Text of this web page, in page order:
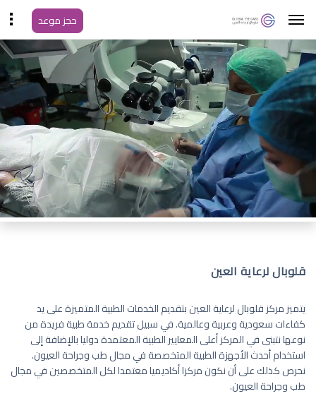
حجز موعد
قلوبال لرعاية العين
يتميز مركز قلوبال لرعاية العين بتقديم الخدمات الطبية المتميزة على يد
كفاءات سعودية وعربية وعالمية. في سبيل تقديم خدمة طبية فريدة من
نوعها نتبنى في المركز أعلى المعايير الطبية المعتمدة دوليا بالإضافة إلى
استخدام أحدث الأجهزة الطبية المتخصصة في مجال طب وجراحة العيون.
نحرص كذلك على أن نكون مركزا أكاديميا معتمدا لكل المتخصصين في مجال
طب وجراحة العيون.